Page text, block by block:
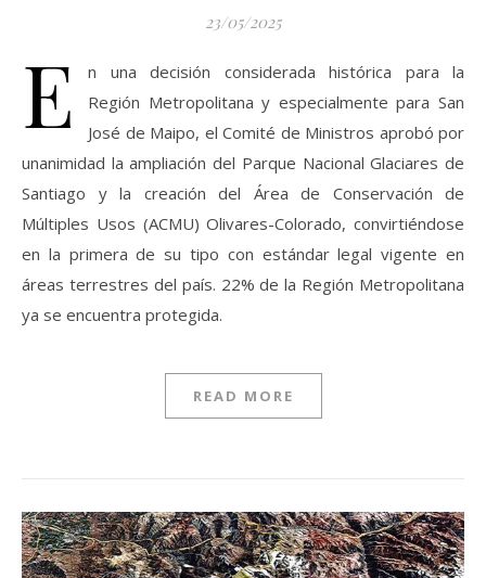
23/05/2025
E
n una decisión considerada histórica para la
Región Metropolitana y especialmente para San
José de Maipo, el Comité de Ministros aprobó por
unanimidad la ampliación del Parque Nacional Glaciares de
Santiago y la creación del Área de Conservación de
Múltiples Usos (ACMU) Olivares-Colorado, convirtiéndose
en la primera de su tipo con estándar legal vigente en
áreas terrestres del país. 22% de la Región Metropolitana
ya se encuentra protegida.
READ MORE